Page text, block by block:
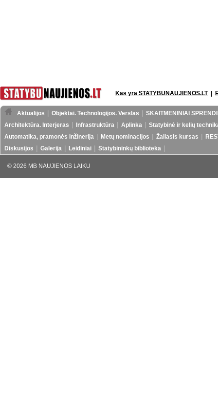
Kas yra STATYBUNAUJIENOS.LT|
Aktualijos Objektai. Technologijos. Verslas
SKAITMENINIAI
Architektūra. Interjeras
Infrastruktūra Aplinka
Statybinė ir kelių
Automatika, pramonės inžinerija
Metų nominacijos Žaliasis kursas
Diskusijos
Galerija Leidiniai Statybininkų biblioteka
© 2026 MB NAUJIENOS LAIKU